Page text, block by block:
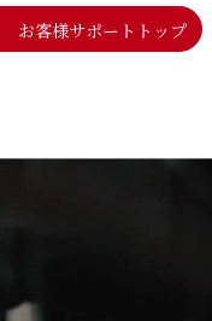
お客様サポートトップ